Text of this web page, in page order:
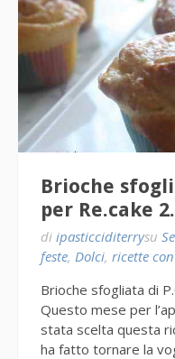
Brioche
per Re.cake
di ipasticciditerrysu
feste, Dolci, ricette
Brioche sfogliata di
Questo mese per
stata scelta questa
ha fatto tornare la